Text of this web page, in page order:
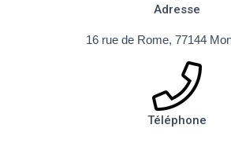
Adresse
16 rue de Rome, 77144
Téléphone